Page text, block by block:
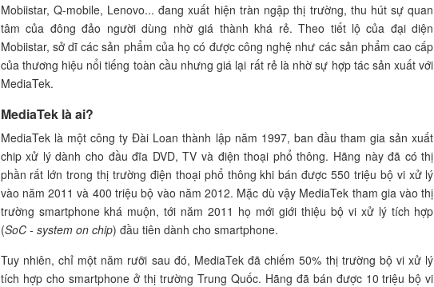
Mobiistar, Q-mobile, Lenovo... đang xuất hiện tràn ngập thị trường, thu hút sự quan
tâm của đông đảo người dùng nhờ giá thành khá rẻ. Theo tiết lộ của đại diện
Mobiistar, sở dĩ các sản phẩm của họ có được công nghệ như các sản phẩm cao cấp
của thương hiệu nổi tiếng toàn cầu nhưng giá lại rất rẻ là nhờ sự hợp tác sản xuất với
MediaTek.
MediaTek là ai?
MediaTek là một công ty Đài Loan thành lập năm 1997, ban đầu tham gia sản xuất
chip xử lý dành cho đầu đĩa DVD, TV và điện thoại phổ thông. Hãng này đã có thị
phần rất lớn trong thị trường điện thoại phổ thông khi bán được 550 triệu bộ vi xử lý
vào năm 2011 và 400 triệu bộ vào năm 2012. Mặc dù vậy MediaTek tham gia vào thị
trường smartphone khá muộn, tới năm 2011 họ mới giới thiệu bộ vi xử lý tích hợp
(SoC - system on chip) đầu tiên dành cho smartphone.
Tuy nhiên, chỉ một năm rưỡi sau đó, MediaTek đã chiếm 50% thị trường bộ vi xử lý
tích hợp cho smartphone ở thị trường Trung Quốc. Hãng đã bán được 10 triệu bộ vi